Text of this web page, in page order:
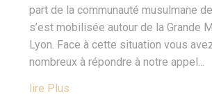
part de la communauté musulmane
s’est mobilisée autour de la Grande
Lyon. Face à cette situation vous
nombreux à répondre à notre appel...
Lire Plus